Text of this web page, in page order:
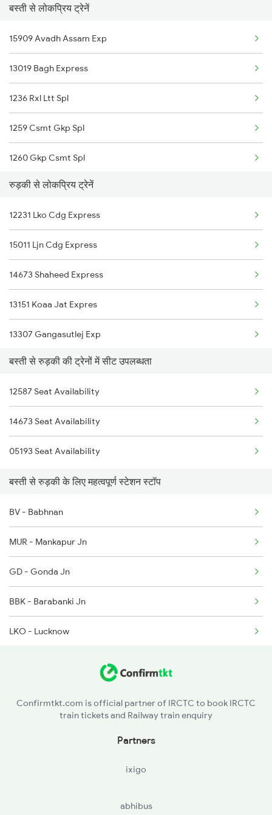
15001 Mfp Ddn Exp
बस्ती से लोकप्रिय ट्रेनें
15909 Avadh Assam Exp
13019 Bagh Express
1236 Rxl Ltt Spl
1259 Csmt Gkp Spl
1260 Gkp Csmt Spl
2511 Festival Spl
2512 Kcvl Gkp Spl
2521 Bju Ers Spl
2522 Ers Bju Express
2529 Ppta Ljn Special
2530 Ppta Festival Sp
2531 Gkp Ljn Spl
2532 Ljn Gkp Spl
2537 Gkp Ltt Spl
2538 Ltt Gkp Sup Spl
रुड़की से लोकप्रिय ट्रेनें
12231 Lko Cdg Express
15011 Ljn Cdg Express
14673 Shaheed Express
13151 Koaa Jat Expres
13307 Gangasutlej Exp
13005 Hwh Asr Mail
2017 Ddn Shtabdi Spl
2018 Dehradun Sht Spl
2053 Jan Shatbdi Spl
2054 Asr Hw Jan Spl
2056 Janshatabdi Spl
2171 Ltt Hw Ac Spl
2172 Hw Ltt Sf Ac Spl
2231 Cdg Festivl Spl
2232 Lko Festivl Spl
बस्ती से रुड़की की ट्रेनों में सीट उपलब्धता
12587 Seat Availability
14673 Seat Availability
05193 Seat Availability
बस्ती से रुड़की के लिए महत्वपूर्ण स्टेशन स्टॉप
BV - Babhnan
MUR - Mankapur Jn
GD - Gonda Jn
BBK - Barabanki Jn
LKO - Lucknow
RMU - Rampur
Confirmtkt.com is official partner of IRCTC to book IRCTC
train tickets and Railway train enquiry
Partners
ixigo
abhibus